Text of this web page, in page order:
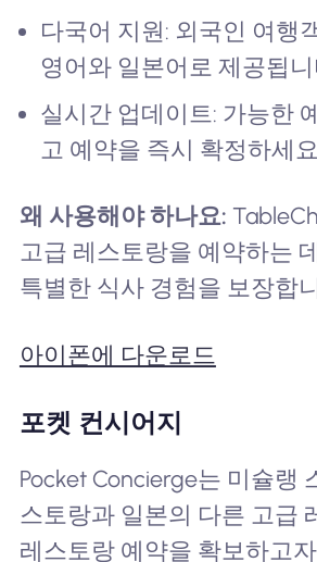
다국어 지원: 외국인 여행
영어와 일본어로 제공됩니
실시간 업데이트: 가능한
고 예약을 즉시 확정하세
왜 사용해야 하나요:
고급 레스토랑을 예약하는
특별한 식사 경험을 보장합
아이폰에 다운로드
포켓 컨시어지
Pocket Concierge는 미슐랭
스토랑과 일본의 다른 고급
레스토랑 예약을 확보하고